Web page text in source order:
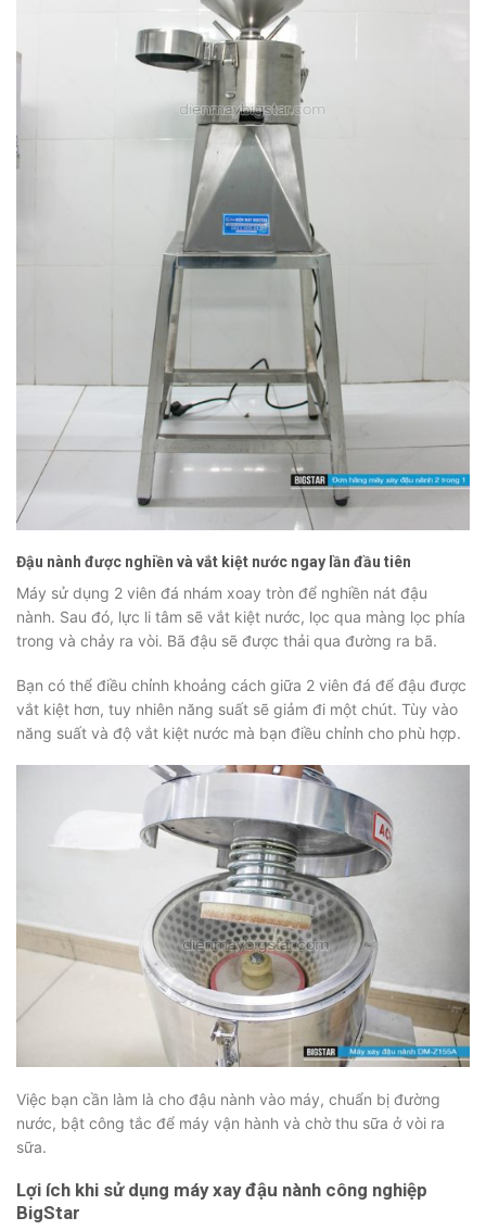
Đậu nành được nghiền và vắt kiệt nước ngay lần đầu tiên
Máy sử dụng 2 viên đá nhám xoay tròn để nghiền nát đậu
nành. Sau đó, lực li tâm sẽ vắt kiệt nước, lọc qua màng lọc phía
trong và chảy ra vòi. Bã đậu sẽ được thải qua đường ra bã.
Bạn có thể điều chỉnh khoảng cách giữa 2 viên đá để đậu được
vắt kiệt hơn, tuy nhiên năng suất sẽ giảm đi một chút. Tùy vào
năng suất và độ vắt kiệt nước mà bạn điều chỉnh cho phù hợp.
Việc bạn cần làm là cho đậu nành vào máy, chuẩn bị đường
nước, bật công tắc để máy vận hành và chờ thu sữa ở vòi ra
sữa.
Lợi ích khi sử dụng máy xay đậu nành công nghiệp
BigStar